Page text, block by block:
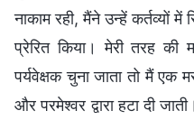
नाकाम रही, मैंने उन्हें कर्तव्यों
प्रेरित किया। मेरी तरह
पर्यवेक्षक चुना जाता तो मैं एक
और परमेश्वर द्वारा हटा दी